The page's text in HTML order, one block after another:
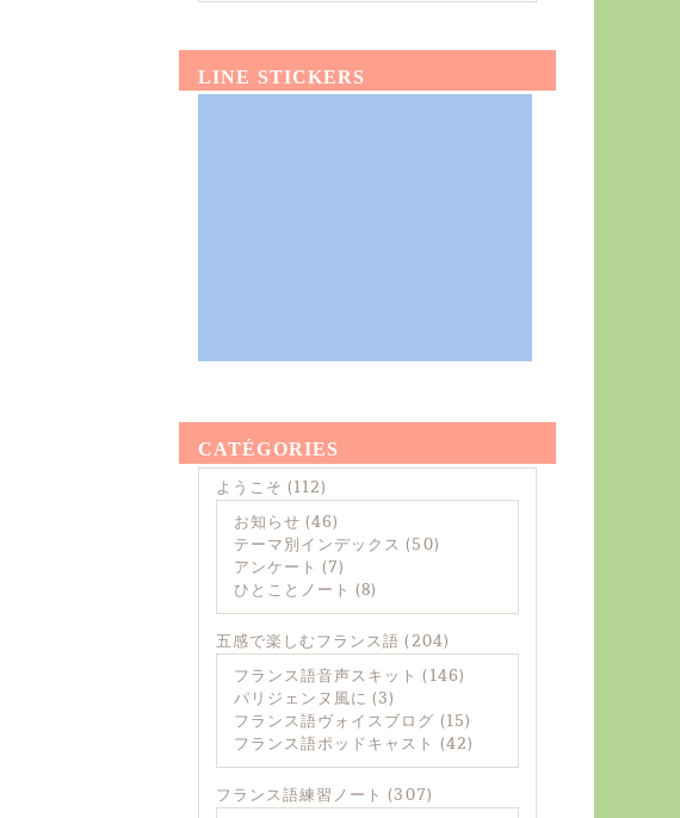
LINE STICKERS
CATÉGORIES
ようこそ (112)
お知らせ (46)
テーマ別インデックス (50)
アンケート (7)
ひとことノート (8)
五感で楽しむフランス語 (204)
フランス語音声スキット (146)
パリジェンヌ風に (3)
フランス語ヴォイスブログ (15)
フランス語ポッドキャスト (42)
フランス語練習ノート (307)